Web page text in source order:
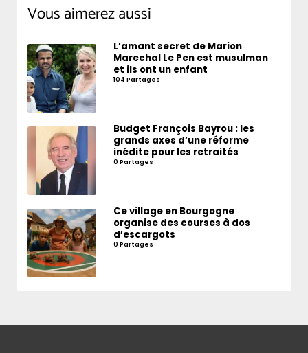
Vous aimerez aussi
L’amant secret de Marion
Marechal Le Pen est musulman
et ils ont un enfant
104 Partages
Budget François Bayrou : les
grands axes d’une réforme
inédite pour les retraités
0 Partages
Ce village en Bourgogne
organise des courses à dos
d’escargots
0 Partages